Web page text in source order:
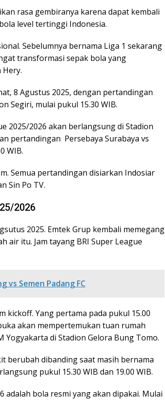
rasa gembiranya karena dapat kembali
level tertinggi Indonesia.
Sebelumnya bernama Liga 1 sekarang
transformasi sepak bola yang
8 Agustus 2025, dengan pertandingan
Segiri, mulai pukul 15.30 WIB.
2025/2026 akan berlangsung di Stadion
pertandingan Persebaya Surabaya vs
WIB.
Semua pertandingan disiarkan Indosiar
Sin Po TV.
2026
2025. Emtek Grup kembali memegang
air itu. Jam tayang BRI Super League
vs Semen Padang FC
kickoff. Yang pertama pada pukul 15.00
akan mempertemukan tuan rumah
Yogyakarta di Stadion Gelora Bung Tomo.
berubah dibanding saat masih bernama
pukul 15.30 WIB dan 19.00 WIB.
adalah bola resmi yang akan dipakai. Mulai